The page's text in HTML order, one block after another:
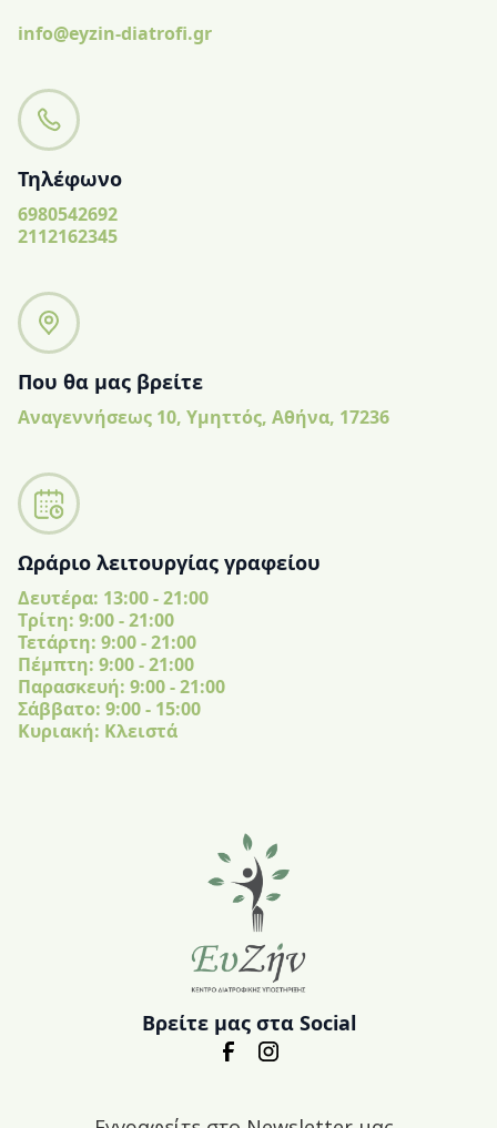
info@eyzin-diatrofi.gr
Τηλέφωνο
6980542692
2112162345
Που θα μας βρείτε
Αναγεννήσεως 10, Υμηττός, Αθήνα, 17236
Ωράριο λειτουργίας γραφείου
Δευτέρα: 13:00 - 21:00
Tρίτη: 9:00 - 21:00
Τετάρτη: 9:00 - 21:00
Πέμπτη: 9:00 - 21:00
Παρασκευή: 9:00 - 21:00
Σάββατο: 9:00 - 15:00
Κυριακή: Κλειστά
Βρείτε μας στα Social